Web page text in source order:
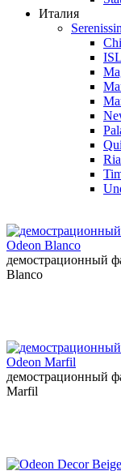
Италия
демострационный
Blanco
демострационный
Marfil